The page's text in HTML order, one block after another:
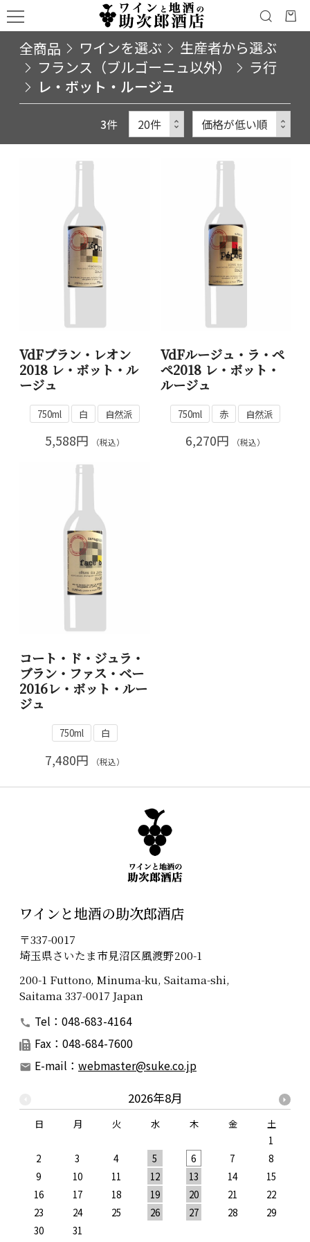
全商品 ワインを選ぶ
生産者から選ぶ
フランス（ブルゴーニュ以外）
ラ行
レ・ボット・ルージュ
3件
VdFブラン・レオン
2018 レ・ボット・ル
ージュ
750ml 白 自然派
5,588円 （税込）
VdFルージュ・ラ・ペ
ペ2018 レ・ボット・
ルージュ
750ml 赤 自然派
6,270円 （税込）
コート・ド・ジュラ・
ブラン・ファス・ベー
2016レ・ボット・ルー
ジュ
750ml 白
7,480円 （税込）
ワインと地酒の助次郎酒店
〒337-0017
埼玉県さいたま市見沼区風渡野200-1
200-1 Futtono, Minuma-ku, Saitama-shi,
Saitama 337-0017 Japan
Tel：048-683-4164
Fax：048-684-7600
E-mail： webmaster@suke.co.jp
2026年8月
日 月 火 水 木 金
土
1
2
3 4 5 6 7
8
9
10 11 12 13 14
15
16
17 18 19 20 21
22
23
24 25 26 27 28
29
30
31